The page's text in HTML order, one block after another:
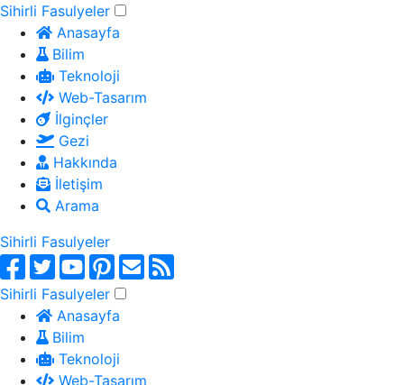
Sihirli Fasulyeler
Anasayfa
Bilim
Teknoloji
Web-Tasarım
İlginçler
Gezi
Hakkında
İletişim
Arama
Sihirli Fasulyeler
Sihirli Fasulyeler
Anasayfa
Bilim
Teknoloji
Web-Tasarım